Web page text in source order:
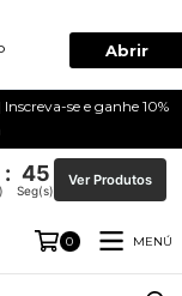
Abrir
se e ganhe 10%
: 45
Seg(s)
Ver Produtos
0 MENÚ